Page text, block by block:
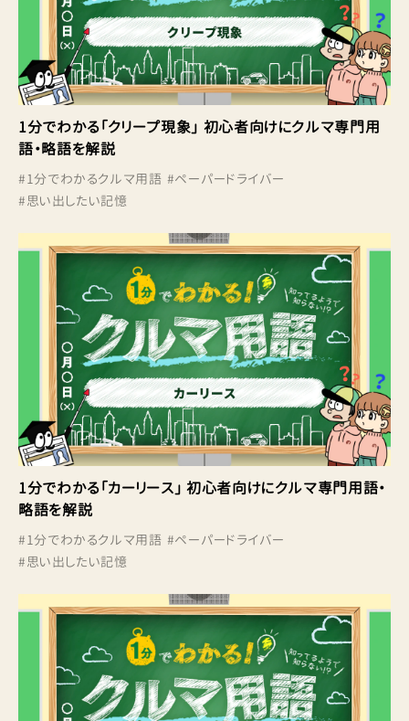
1分でわかる「クリープ現象」 初心者向けにクルマ専門用
語・略語を解説
#1分でわかるクルマ用語 #ペーパードライバー
#思い出したい記憶
1分でわかる「カーリース」 初心者向けにクルマ専門用語・
略語を解説
#1分でわかるクルマ用語 #ペーパードライバー
#思い出したい記憶